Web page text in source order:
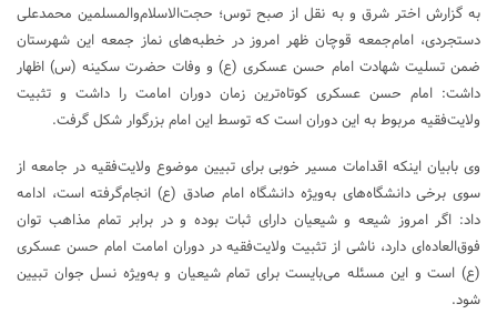
به گزارش اختر شرق و به نقل از صبح توس؛ حجت‌الاسلام‌والمسلمین محمدعلی
دستجردی، امام‌جمعه قوچان ظهر امروز در خطبه‌های نماز جمعه این شهرستان
ضمن تسلیت شهادت امام حسن عسکری (ع) و وفات حضرت سکینه (س) اظهار
داشت: امام حسن عسکری کوتاه‌ترین زمان دوران امامت را داشت و تثبیت
ولایت‌فقیه مربوط به این دوران است که توسط این امام بزرگوار شکل گرفت.
وی بابیان اینکه اقدامات مسیر خوبی برای تبیین موضوع ولایت‌فقیه در جامعه از
سوی برخی دانشگاه‌های به‌ویژه دانشگاه امام صادق (ع) انجام‌گرفته است، ادامه
داد: اگر امروز شیعه و شیعیان دارای ثبات بوده و در برابر تمام مذاهب توان
فوق‌العاده‌ای دارد، ناشی از تثبیت ولایت‌فقیه در دوران امامت امام حسن عسکری
(ع) است و این مسئله می‌بایست برای تمام شیعیان و به‌ویژه نسل جوان تبیین
شود.